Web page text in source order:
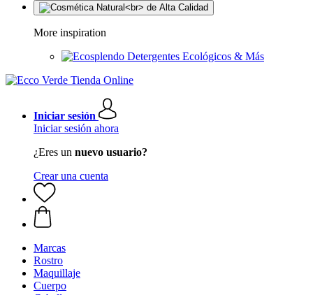
More inspiration
Detergentes Ecológicos & Más
Iniciar sesión
Iniciar sesión ahora
¿Eres un nuevo usuario?
Crear una cuenta
Marcas
Rostro
Maquillaje
Cuerpo